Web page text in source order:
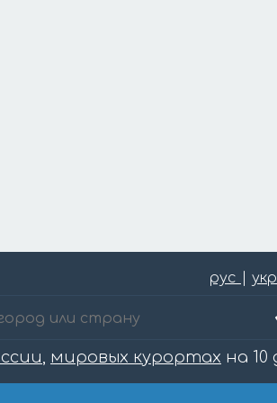
рус укр
, мировых курортах на 10